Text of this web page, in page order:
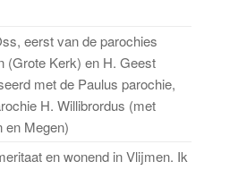
eerst van de parochies
(Grote Kerk) en H. Geest
met de Paulus parochie,
H. Willibrordus (met
en Megen)
en wonend in Vlijmen. Ik